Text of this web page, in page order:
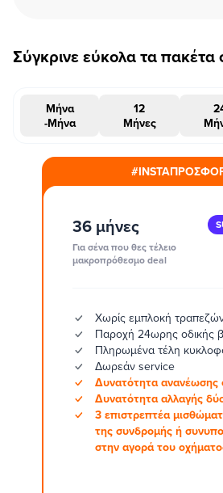
Σύγκρινε εύκολα τα
Μήνα
-Μήνα
12
Μήνες
36 μήνες
Για σένα που θες τέλειο
μακροπρόθεσμο deal
Χωρίς εμπλοκή
Παροχή 24ωρης οδικής
Πληρωμένα τέλη
Δωρεάν service
Δυνατότητα ανανέωσης
Δυνατότητα αλλαγής
3 επιστρεπτέα
της συνδρομής ή
στην αγορά του